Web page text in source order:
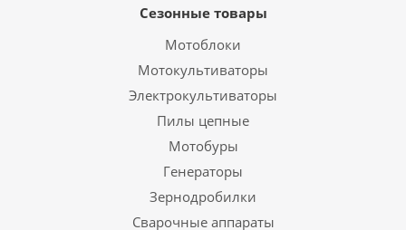
Сезонные товары
Мотоблоки
Мотокультиваторы
Электрокультиваторы
Пилы цепные
Мотобуры
Генераторы
Зернодробилки
Сварочные аппараты